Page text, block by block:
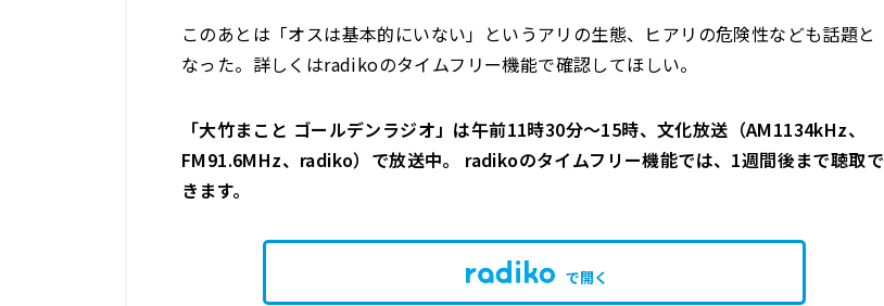
このあとは「オスは基本的にいない」というアリの生態、ヒアリの危険性なども話題と
なった。詳しくはradikoのタイムフリー機能で確認してほしい。
「大竹まこと ゴールデンラジオ」は午前11時30分～15時、文化放送（AM1134kHz、
FM91.6MHz、radiko）で放送中。 radikoのタイムフリー機能では、1週間後まで聴取で
きます。
で開く